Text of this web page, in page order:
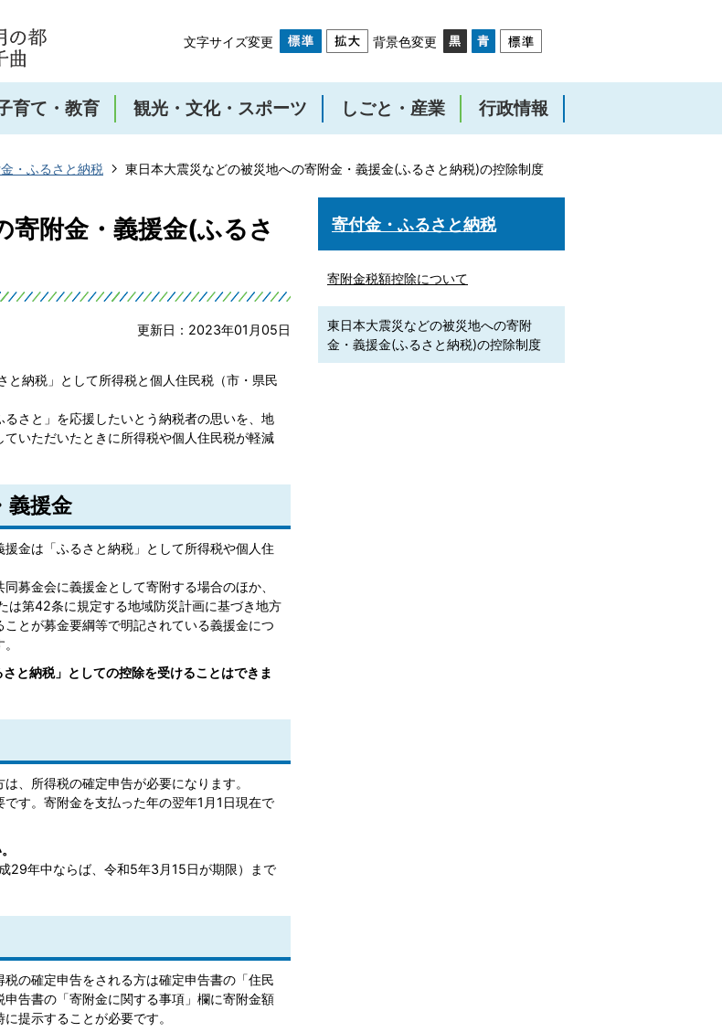
文字サイズ変更 背景色変更
育て・教育 観光・文化・スポーツ しごと・産業 行政情報
・ふるさと納税 東日本大震災などの被災地への寄附金・義援金(ふるさと納税)の控除制度
寄附金・義援金(ふるさ
更新日：2023年01月05日
納税」として所得税と個人住民税（市・県民
さと」を応援したいとう納税者の思いを、地
いただいたときに所得税や個人住民税が軽減
義援金
金は「ふるさと納税」として所得税や個人住
募金会に義援金として寄附する場合のほか、
は第42条に規定する地域防災計画に基づき地方
とが募金要綱等で明記されている義援金につ
と納税」としての控除を受けることはできま
、所得税の確定申告が必要になります。
す。寄附金を支払った年の翌年1月1日現在で
29年中ならば、令和5年3月15日が期限）まで
の確定申告をされる方は確定申告書の「住民
告書の「寄附金に関する事項」欄に寄附金額
提示することが必要です。
寄付金・ふるさと納税
寄附金税額控除について
東日本大震災などの被災地への寄附
金・義援金(ふるさと納税)の控除制度